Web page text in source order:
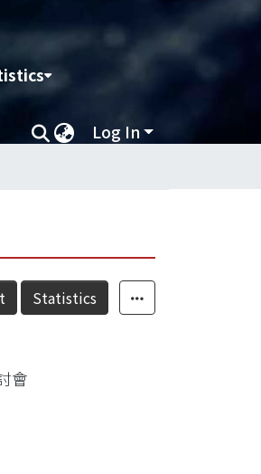
Log In
Statistics
會